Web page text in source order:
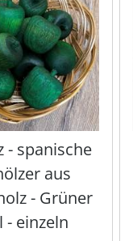
- spanische
aus
- Grüner
- einzeln